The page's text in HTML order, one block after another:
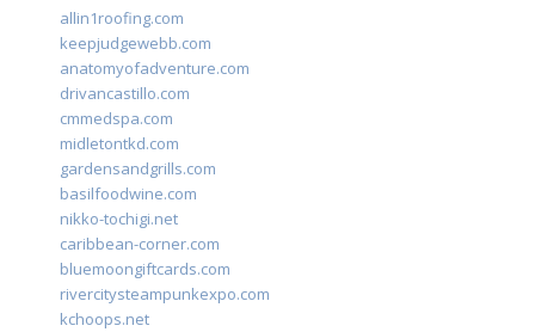
allin1roofing.com
keepjudgewebb.com
anatomyofadventure.com
drivancastillo.com
cmmedspa.com
midletontkd.com
gardensandgrills.com
basilfoodwine.com
nikko-tochigi.net
caribbean-corner.com
bluemoongiftcards.com
rivercitysteampunkexpo.com
kchoops.net